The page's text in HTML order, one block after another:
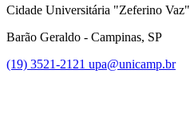
Cidade Universitária "Zeferino Vaz"
Barão Geraldo - Campinas, SP
(19) 3521-2121 upa@unicamp.br